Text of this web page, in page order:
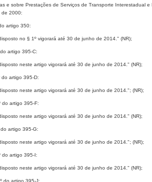
e sobre Prestações de Serviços de Transporte Interestadual
de 2000:
artigo 350:
no § 1º vigorará até 30 de junho de 2014." (NR);
artigo 395-C:
neste artigo vigorará até 30 de junho de 2014." (NR);
do artigo 395-D:
neste artigo vigorará até 30 de junho de 2014."; (NR);
do artigo 395-F:
neste artigo vigorará até 30 de junho de 2014." (NR);
artigo 395-G:
neste artigo vigorará até 30 de junho de 2014."; (NR);
do artigo 395-I:
neste artigo vigorará até 30 de junho de 2014." (NR);
do artigo 395-J: